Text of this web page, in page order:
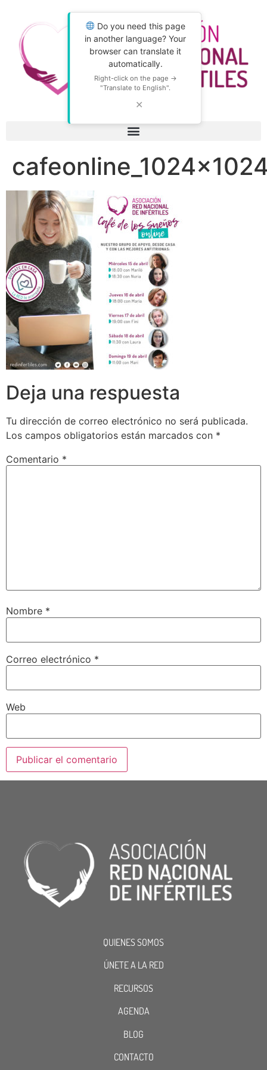
Do you need this page
in another language? Your
browser can translate it
automatically.
Right-click on the page →
"Translate to English".
✕
Deja una respuesta
Tu dirección de correo electrónico no será publicada.
Los campos obligatorios están marcados con *
Comentario *
Nombre *
Correo electrónico *
Web
QUIENES SOMOS
ÚNETE A LA RED
RECURSOS
AGENDA
BLOG
CONTACTO